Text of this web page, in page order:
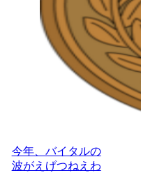
今年、バイタルの
波がえげつねえわ